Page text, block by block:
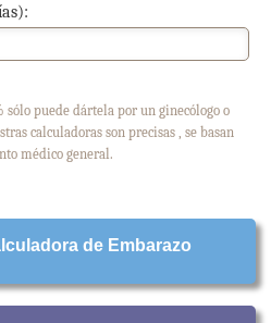
sólo puede dártela por un ginecólogo o
calculadoras son precisas , se basan
médico general.
de Embarazo